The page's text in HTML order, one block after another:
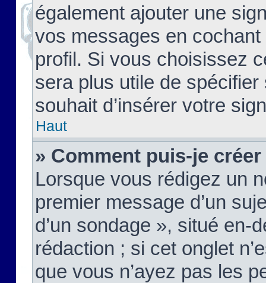
également ajouter une
vos messages en
profil. Si vous choisissez
sera plus utile de
souhait d’insérer votre
Haut
» Comment puis-je
Lorsque vous rédigez un
premier message d’un
d’un sondage », situé en-
rédaction ; si cet onglet
que vous n’ayez pas les